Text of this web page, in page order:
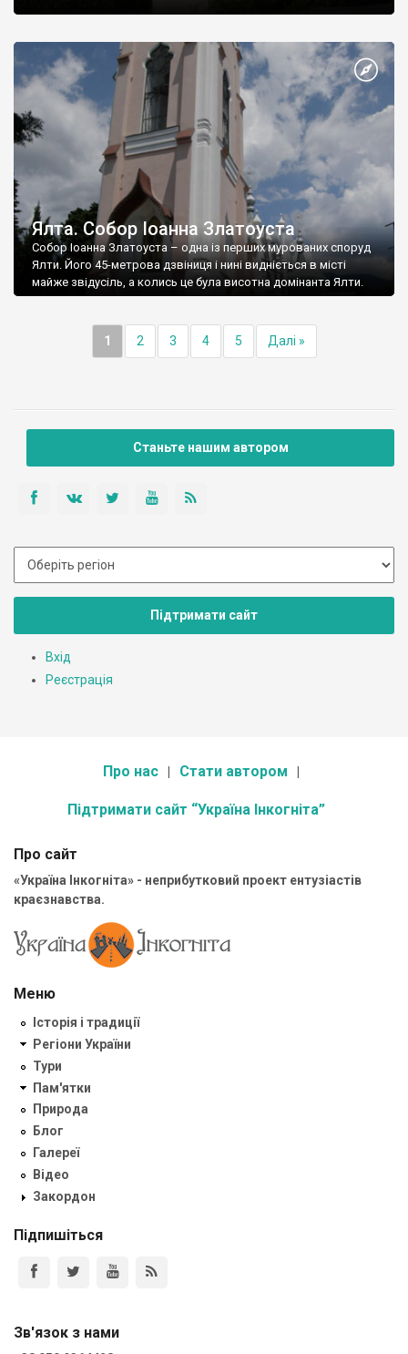
Ялта. Собор Іоанна Златоуста
Собор Іоанна Златоуста – одна із перших мурованих споруд
Ялти. Його 45-метрова дзвіниця і нині видніється в місті
майже звідусіль, а колись це була висотна домінанта Ялти.
1 2 3 4 5 Далі »
Станьте нашим автором
Підтримати сайт
Вхід
Реєстрація
Про нас Стати автором
Підтримати сайт “Україна Інкогніта”
Про сайт
«Україна Інкогніта» - неприбутковий проект ентузіастів
краєзнавства.
Меню
Історія і традиції
Регіони України
Тури
Пам'ятки
Природа
Блог
Галереї
Відео
Закордон
Підпишіться
Зв'язок з нами